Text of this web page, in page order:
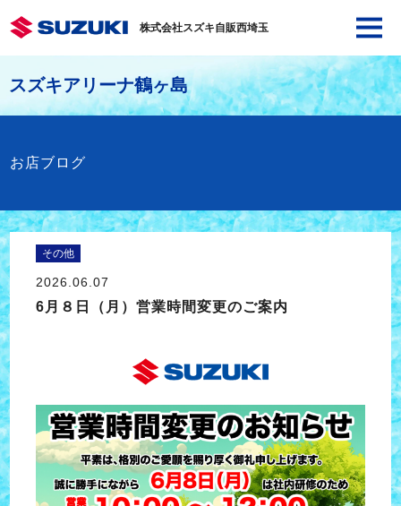
株式会社スズキ自販西埼玉
スズキアリーナ鶴ヶ島
お店ブログ
その他
2026.06.07
6月８日（月）営業時間変更のご案内